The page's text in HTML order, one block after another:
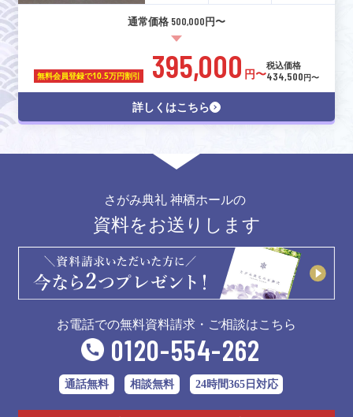
通常価格 500,000円〜
無料会員登録で10.5万円割引 395,000 円〜
税込価格
434,500円〜
詳しくはこちら
さがみ典礼 神栖ホールの
資料をお送りします
お電話での無料資料請求・ご相談はこちら
0120-554-262
通話無料 相談無料 24時間365日対応